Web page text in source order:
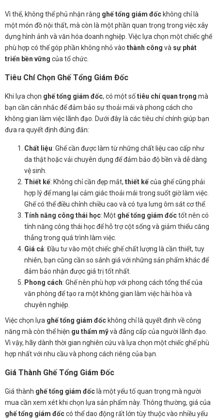
Vì thế, không thể phủ nhận rằng ghế tổng giám đốc không chỉ là
một món đồ nội thất, mà còn là một phần quan trọng trong việc xây
dựng hình ảnh và văn hóa doanh nghiệp. Việc lựa chọn một chiếc ghế
phù hợp có thể góp phần không nhỏ vào thành công và sự phát
triển bền vững của tổ chức.
Tiêu Chí Chọn Ghế Tổng Giám Đốc
Khi lựa chọn ghế tổng giám đốc, có một sốtiêu chí quan trọng mà
bạn cần cân nhắc để đảm bảo sự thoải mái và phong cách cho
không gian làm việc lãnh đạo. Dưới đây là các tiêu chí chính giúp bạn
đưa ra quyết định đúng đắn:
Chất liệu: Ghế cần được làm từ những chất liệu cao cấp như
da thật hoặc vải chuyên dụng để đảm bảo độ bền và dễ dàng
vệ sinh.
Thiết kế: Không chỉ cần đẹp mắt, thiết kếcủa ghế cũng phải
hợp lý để mang lại cảm giác thoải mái trong suốt giờ làm việc.
Ghế có thể điều chỉnh chiều cao và có tựa lưng ôm sát cơ thể.
Tính năng công thái học: Một ghế tổng giám đốctốt nên có
tính năng công thái học để hỗ trợ cột sống và giảm thiểu căng
thẳng trong quá trình làm việc.
Giá cả: Đầu tư vào một chiếc ghế chất lượng là cần thiết, tuy
nhiên, bạn cũng cần so sánh giá với những sản phẩm khác để
đảm bảo nhận được giá trị tốt nhất.
Phong cách: Ghế nên phù hợp với phong cách tổng thể của
văn phòng để tạo ra một không gian làm việc hài hòa và
chuyên nghiệp.
Việc chọn lựa ghế tổng giám đốc không chỉ là quyết định về công
năng mà còn thể hiện gu thẩm mỹvà đẳng cấp của người lãnh đạo.
Vì vậy, hãy dành thời gian nghiên cứu và lựa chọn một chiếc ghế phù
hợp nhất với nhu cầu và phong cách riêng của bạn.
Giá Thành Ghế Tổng Giám Đốc
Giá thành ghế tổng giám đốc là một yếu tố quan trọng mà người
mua cần xem xét khi chọn lựa sản phẩm này. Thông thường, giá của
ghế tổng giám đốccó thể dao động rất lớn tùy thuộc vào nhiều yếu